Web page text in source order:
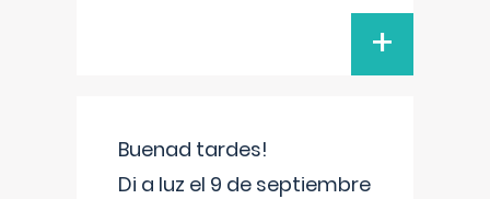
+
Buenad tardes!
Di a luz el 9 de septiembre